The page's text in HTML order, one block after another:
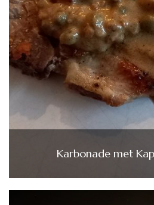
Karbonade met